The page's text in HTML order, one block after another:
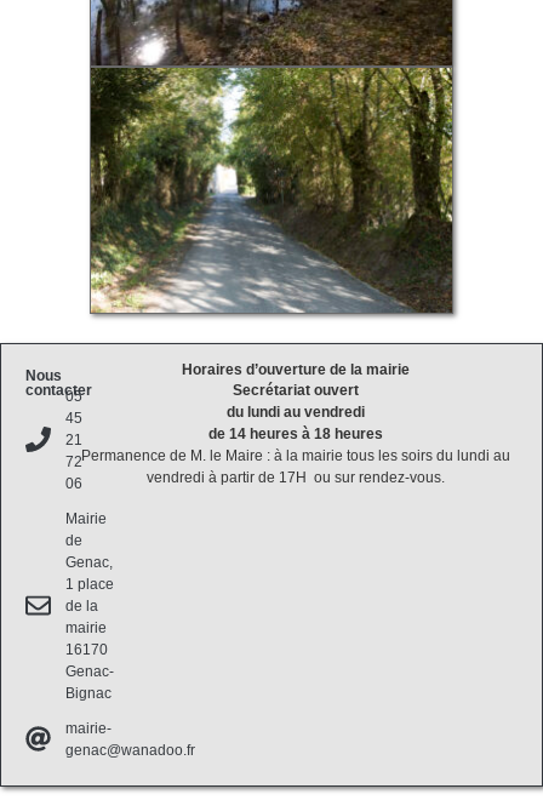
Nous
contacter
05
45
21
72
06
Mairie
de
Genac,
1 place
de la
mairie
16170
Genac-
Bignac
mairie-
genac@wanadoo.fr
Horaires d’ouverture de la mairie
Secrétariat ouvert
du lundi au vendredi
de 14 heures à 18 heures
Permanence de M. le Maire : à la mairie tous les soirs du lundi au
vendredi à partir de 17H ou sur rendez-vous.